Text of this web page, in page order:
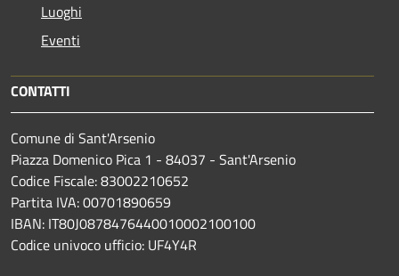
Luoghi
Eventi
CONTATTI
Comune di Sant'Arsenio
Piazza Domenico Pica 1 - 84037 - Sant'Arsenio
Codice Fiscale: 83002210652
Partita IVA: 00701890659
IBAN: IT80J0878476440010002100100
Codice univoco ufficio: UF4Y4R